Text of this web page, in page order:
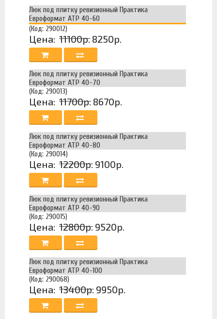
Люк под плитку ревизионный Практика
Евроформат АТР 40-60
(Код: 290012)
Цена: 11100р. 8250р.
Люк под плитку ревизионный Практика
Евроформат АТР 40-70
(Код: 290013)
Цена: 11700р. 8670р.
Люк под плитку ревизионный Практика
Евроформат АТР 40-80
(Код: 290014)
Цена: 12200р. 9100р.
Люк под плитку ревизионный Практика
Евроформат АТР 40-90
(Код: 290015)
Цена: 12800р. 9520р.
Люк под плитку ревизионный Практика
Евроформат АТР 40-100
(Код: 290068)
Цена: 13400р. 9950р.